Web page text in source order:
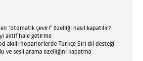
“otomatik çeviri” özelliği nasıl kapatılır?
aktif hale getirme
akıllı hoparlörlerde Türkçe Siri dil desteği
ve sesli arama özelliğini kapatma